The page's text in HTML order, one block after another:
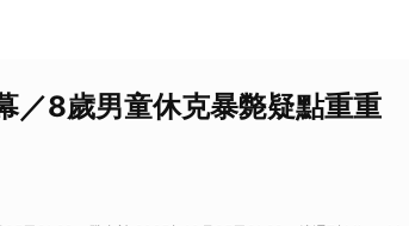
／8歲男童休克暴斃疑點重重